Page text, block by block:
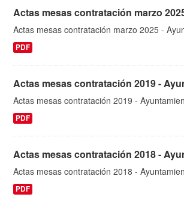
Actas mesas contratación marzo
Actas mesas contratación marzo 2025 -
PDF
Actas mesas contratación 2019 -
Actas mesas contratación 2019 -
PDF
Actas mesas contratación 2018 -
Actas mesas contratación 2018 -
PDF